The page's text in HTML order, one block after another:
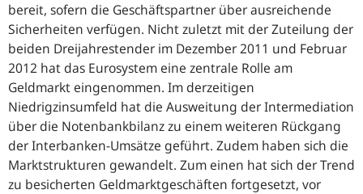
bereit, sofern die Geschäftspartner über ausreichende
Sicherheiten verfügen. Nicht zuletzt mit der Zuteilung der
beiden Dreijahrestender im Dezember 2011 und Februar
2012 hat das Eurosystem eine zentrale Rolle am
Geldmarkt eingenommen. Im derzeitigen
Niedrigzinsumfeld hat die Ausweitung der Intermediation
über die Notenbankbilanz zu einem weiteren Rückgang
der Interbanken-Umsätze geführt. Zudem haben sich die
Marktstrukturen gewandelt. Zum einen hat sich der Trend
zu besicherten Geldmarktgeschäften fortgesetzt, vor